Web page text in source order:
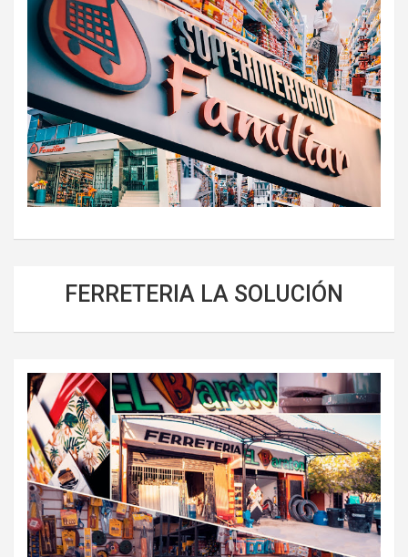
FERRETERIA LA SOLUCIÓN